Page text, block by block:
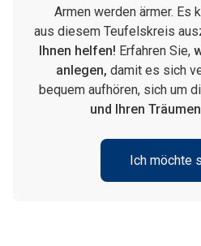
Armen werden ärmer. Es
aus diesem Teufelskreis
Ihnen helfen! Erfahren Sie,
anlegen, damit es sich
bequem aufhören, sich um
und Ihren
Ich möchte